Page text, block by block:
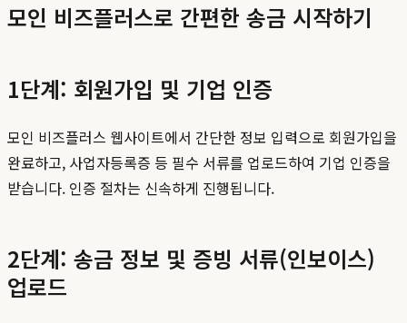
모인 비즈플러스로 간편한 송금 시작하기
1단계: 회원가입 및 기업 인증
모인 비즈플러스 웹사이트에서 간단한 정보 입력으로 회원가입을
완료하고, 사업자등록증 등 필수 서류를 업로드하여 기업 인증을
받습니다. 인증 절차는 신속하게 진행됩니다.
2단계: 송금 정보 및 증빙 서류(인보이스)
업로드